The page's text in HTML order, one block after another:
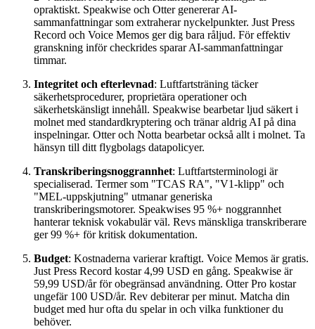
opraktiskt. Speakwise och Otter genererar AI-
sammanfattningar som extraherar nyckelpunkter. Just Press
Record och Voice Memos ger dig bara råljud. För effektiv
granskning inför checkrides sparar AI-sammanfattningar
timmar.
Integritet och efterlevnad: Luftfartsträning täcker
säkerhetsprocedurer, proprietära operationer och
säkerhetskänsligt innehåll. Speakwise bearbetar ljud säkert i
molnet med standardkryptering och tränar aldrig AI på dina
inspelningar. Otter och Notta bearbetar också allt i molnet. Ta
hänsyn till ditt flygbolags datapolicyer.
Transkriberingsnoggrannhet: Luftfartsterminologi är
specialiserad. Termer som "TCAS RA", "V1-klipp" och
"MEL-uppskjutning" utmanar generiska
transkriberingsmotorer. Speakwises 95 %+ noggrannhet
hanterar teknisk vokabulär väl. Revs mänskliga transkriberare
ger 99 %+ för kritisk dokumentation.
Budget: Kostnaderna varierar kraftigt. Voice Memos är gratis.
Just Press Record kostar 4,99 USD en gång. Speakwise är
59,99 USD/år för obegränsad användning. Otter Pro kostar
ungefär 100 USD/år. Rev debiterar per minut. Matcha din
budget med hur ofta du spelar in och vilka funktioner du
behöver.